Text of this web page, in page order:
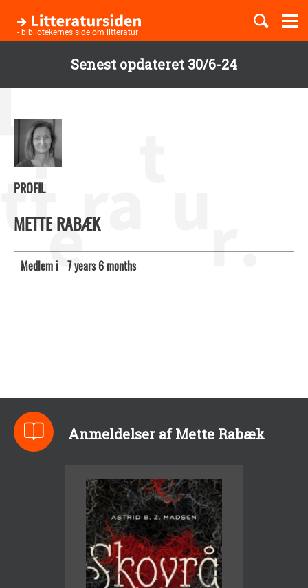
Senest opdateret 30/6-24
hovedindhold
- bibliotekernes side om litteratur
Børnebøger
PROFIL
METTE RABÆK
Medlem i 7 years 6 months
Anmeldelser af Mette Rabæk